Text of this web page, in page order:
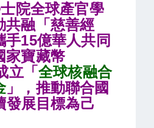
院全球產官學
共融「慈善經
手15億華人共同
家寶藏幣
立「 全球核融合
」，推動聯合國
發展目標為己